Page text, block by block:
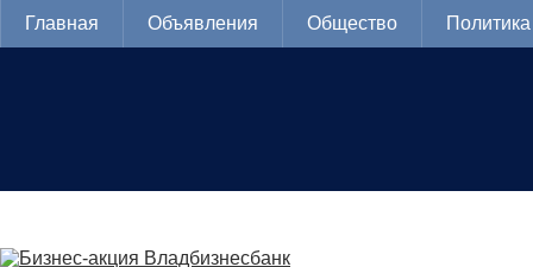
Главная Объявления Общество Политика